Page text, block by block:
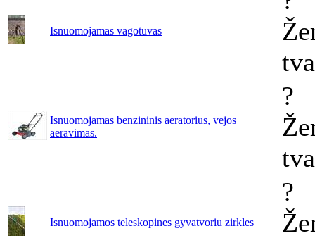
Isnuomojamas vagotuvas
Isnuomojamas benzininis aeratorius, vejos
aeravimas.
?
Isnuomojamos teleskopines gyvatvoriu zirkles
?